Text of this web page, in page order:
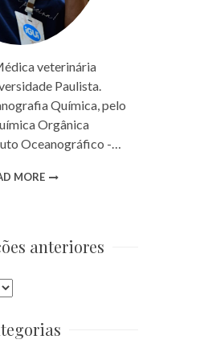
veterinária
Paulista.
Química, pelo
Orgânica
Oceanográfico -…
MORE
anteriores